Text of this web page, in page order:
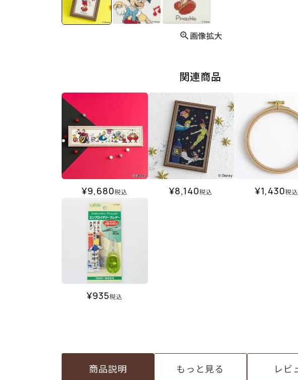
画像拡大
関連商品
¥9,680税込 ¥8,140税込 ¥1,430税込
¥935税込
商品説明 もっと見る レビ